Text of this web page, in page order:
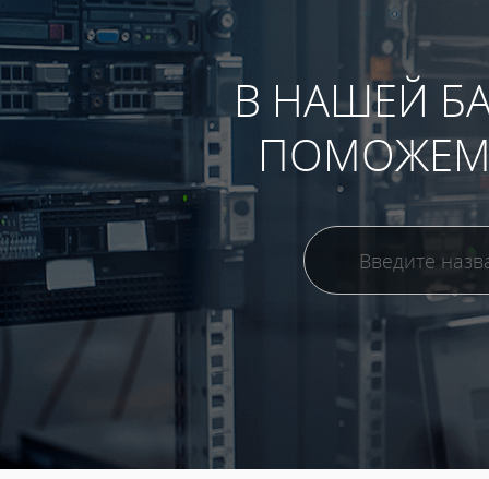
В НАШЕЙ
ПОМОЖЕМ